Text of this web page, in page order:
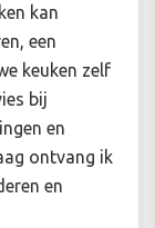
kan
een
keuken zelf
bij
en
ontvang ik
en